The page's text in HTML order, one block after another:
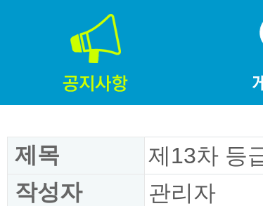
제목
제13차 등
작성자
관리자